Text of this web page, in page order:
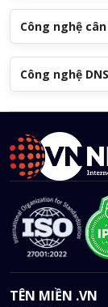
Công nghệ
Công nghệ
TÊN MIỀN .VN